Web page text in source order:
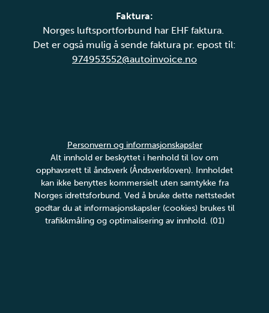
Faktura:
Norges luftsportforbund har EHF faktura.
Det er også mulig å sende faktura pr. epost til:
974953552@autoinvoice.no
Personvern og informasjonskapsler
Alt innhold er beskyttet i henhold til lov om
opphavsrett til åndsverk (Åndsverkloven). Innholdet
kan ikke benyttes kommersielt uten samtykke fra
Norges idrettsforbund. Ved å bruke dette nettstedet
godtar du at informasjonskapsler (cookies) brukes til
trafikkmåling og optimalisering av innhold. (01)